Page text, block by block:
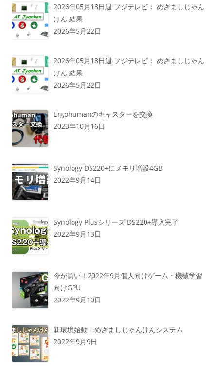
2026年05月18日週 フジテレビ： めざましじゃん
けん 結果
2026年5月22日
2026年05月18日週 フジテレビ： めざましじゃん
けん 結果
2026年5月22日
Ergohumanのキャスターを交換
2023年10月16日
Synology DS220+にメモリ増設4GB
2022年9月14日
Synology Plusシリーズ DS220+導入完了
2022年9月13日
今が買い！2022年9月個人向けゲーム・機械学習
向けGPU
2022年9月10日
新環境始動！めざましじゃんけんシステム
2022年9月9日